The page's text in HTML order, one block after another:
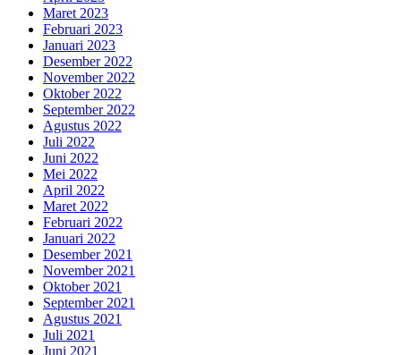
Maret 2023
Februari 2023
Januari 2023
Desember 2022
November 2022
Oktober 2022
September 2022
Agustus 2022
Juli 2022
Juni 2022
Mei 2022
April 2022
Maret 2022
Februari 2022
Januari 2022
Desember 2021
November 2021
Oktober 2021
September 2021
Agustus 2021
Juli 2021
Juni 2021